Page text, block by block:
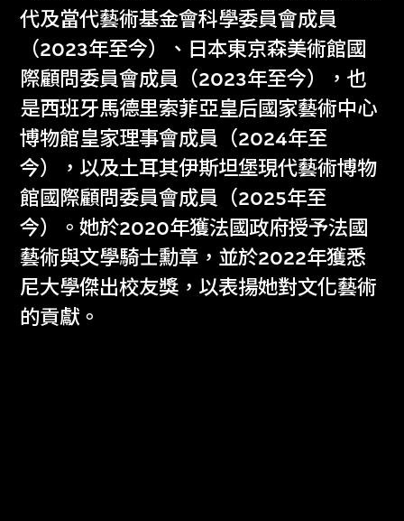
代及當代藝術基金會科學委員會成員
（2023年至今）、日本東京森美術館國
際顧問委員會成員（2023年至今），也
是西班牙馬德里索菲亞皇后國家藝術中心
博物館皇家理事會成員（2024年至
今），以及土耳其伊斯坦堡現代藝術博物
館國際顧問委員會成員（2025年至
今）。她於2020年獲法國政府授予法國
藝術與文學騎士勳章，並於2022年獲悉
尼大學傑出校友獎，以表揚她對文化藝術
的貢獻。
我們協助博物館館長實踐其理念、執行其
策略，監督博物館的各項活動，並領導新
的籌款計劃，以推進M+長期和可持續的
發展。團隊成員包括博物館館長的行政助
理和贊助及拓展主任。
華安雅
博物館館長